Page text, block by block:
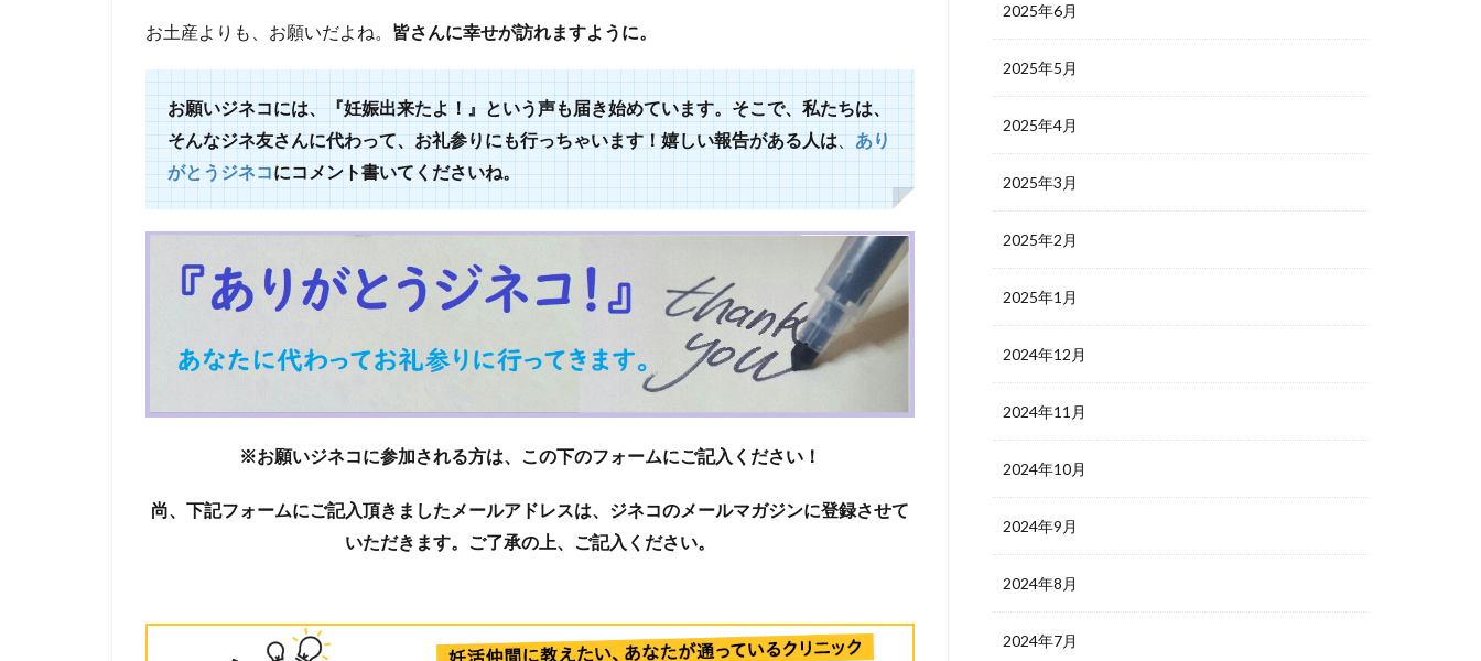
お土産よりも、お願いだよね。 皆さんに幸せが訪れますように。
お願いジネコには、『妊娠出来たよ！』という声も届き始めています。そこで、私たちは、
そんなジネ友さんに代わって、お礼参りにも行っちゃいます！嬉しい報告がある人は、あり
がとうジネコにコメント書いてくださいね。
※お願いジネコに参加される方は、この下のフォームにご記入ください！
尚、下記フォームにご記入頂きましたメールアドレスは、ジネコのメールマガジンに登録させて
いただきます。ご了承の上、ご記入ください。
2025年6月
2025年5月
2025年4月
2025年3月
2025年2月
2025年1月
2024年12月
2024年11月
2024年10月
2024年9月
2024年8月
2024年7月